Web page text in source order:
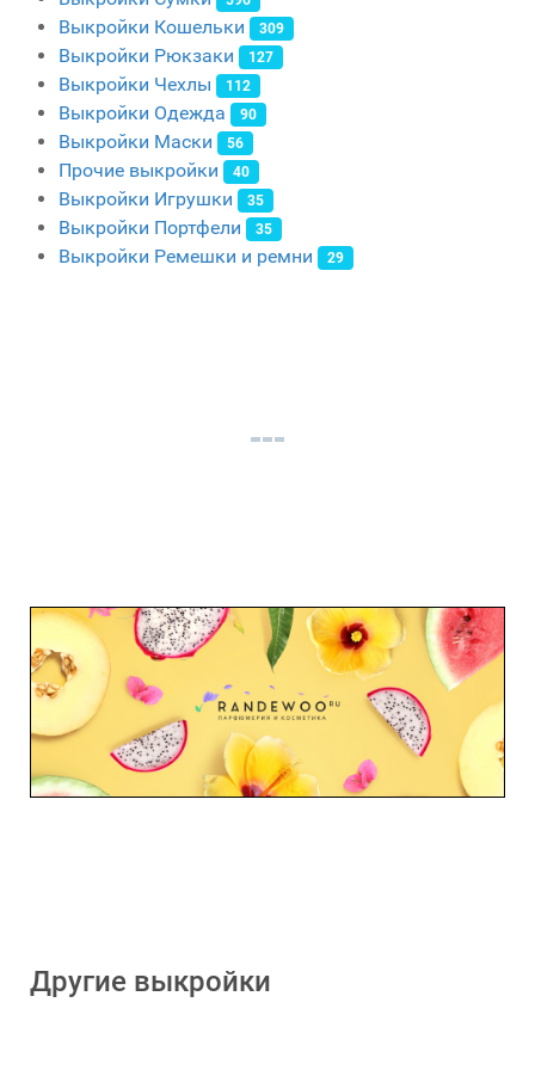
Выкройки Кошельки 309
Выкройки Рюкзаки 127
Выкройки Чехлы 112
Выкройки Одежда 90
Выкройки Маски 56
Прочие выкройки 40
Выкройки Игрушки 35
Выкройки Портфели 35
Выкройки Ремешки и ремни 29
Другие выкройки